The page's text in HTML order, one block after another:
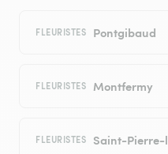
FLEURISTES Pontgibaud
FLEURISTES Montfermy
FLEURISTES Saint-Pierre-